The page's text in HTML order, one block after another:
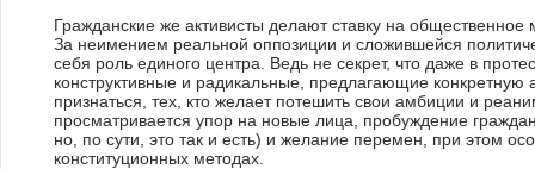
Гражданские же активисты делают ставку на
За неимением реальной оппозиции и сложившейся
себя роль единого центра. Ведь не секрет, что даже в
конструктивные и радикальные, предлагающие
признаться, тех, кто желает потешить свои амбиции и
просматривается упор на новые лица, пробуждение
но, по сути, это так и есть) и желание перемен, при этом
конституционных методах.